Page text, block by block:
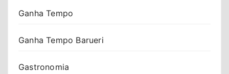
Ganha Tempo
Ganha Tempo Barueri
Gastronomia